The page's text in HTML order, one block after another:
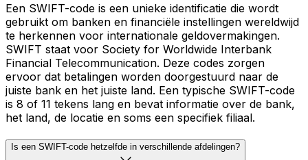
Een SWIFT-code is een unieke identificatie die wordt
gebruikt om banken en financiële instellingen wereldwijd
te herkennen voor internationale geldovermakingen.
SWIFT staat voor Society for Worldwide Interbank
Financial Telecommunication. Deze codes zorgen
ervoor dat betalingen worden doorgestuurd naar de
juiste bank en het juiste land. Een typische SWIFT-code
is 8 of 11 tekens lang en bevat informatie over de bank,
het land, de locatie en soms een specifiek filiaal.
Is een SWIFT-code hetzelfde in verschillende afdelingen?